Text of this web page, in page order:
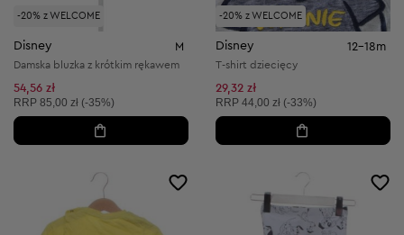
-20% z WELCOME
Disney M
Damska bluzka z krótkim rękawem
54,56 zł
Cena sugerowana:
RRP 85,00 zł (-35%)
-20% z WELCOME
Disney 12-18m
T-shirt dziecięcy
29,32 zł
Cena sugerowana:
RRP 44,00 zł (-33%)